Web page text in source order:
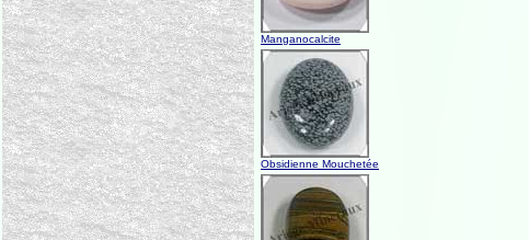
Manganocalcite
Obsidienne Mouchetée